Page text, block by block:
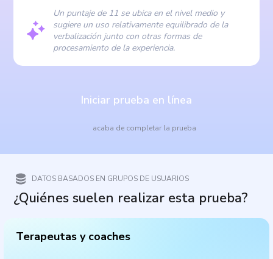
Un puntaje de 11 se ubica en el nivel medio y
sugiere un uso relativamente equilibrado de la
verbalización junto con otras formas de
procesamiento de la experiencia.
Iniciar prueba en línea
acaba de completar la prueba
DATOS BASADOS EN GRUPOS DE USUARIOS
¿Quiénes suelen realizar esta prueba?
Terapeutas y coaches